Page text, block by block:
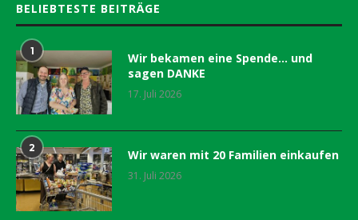
BELIEBTESTE BEITRÄGE
1
Wir bekamen eine Spende… und
sagen DANKE
17. Juli 2026
2 Wir waren mit 20 Familien einkaufen
31. Juli 2026